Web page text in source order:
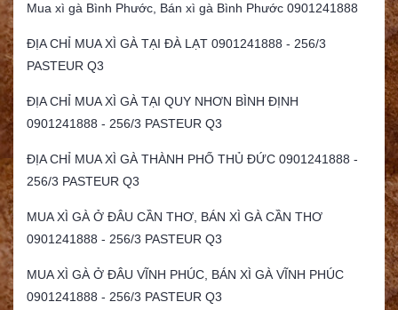
Mua xì gà Bình Phước, Bán xì gà Bình Phước 0901241888
ĐỊA CHỈ MUA XÌ GÀ TẠI ĐÀ LẠT 0901241888 - 256/3
PASTEUR Q3
ĐỊA CHỈ MUA XÌ GÀ TẠI QUY NHƠN BÌNH ĐỊNH
0901241888 - 256/3 PASTEUR Q3
ĐỊA CHỈ MUA XÌ GÀ THÀNH PHỐ THỦ ĐỨC 0901241888 -
256/3 PASTEUR Q3
MUA XÌ GÀ Ở ĐÂU CẦN THƠ, BÁN XÌ GÀ CẦN THƠ
0901241888 - 256/3 PASTEUR Q3
MUA XÌ GÀ Ở ĐÂU VĨNH PHÚC, BÁN XÌ GÀ VĨNH PHÚC
0901241888 - 256/3 PASTEUR Q3